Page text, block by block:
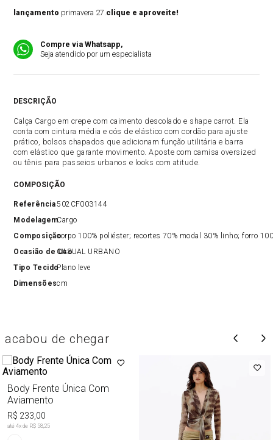
lançamento primavera 27.clique e aproveite!
Compre via Whatsapp,
Seja atendido por um especialista
DESCRIÇÃO
Calça Cargo em crepe com caimento descolado e shape carrot. Ela
conta com cintura média e cós de elástico com cordão para ajuste
prático, bolsos chapados que adicionam função utilitária e barra
com elástico que garante movimento. Aposte com camisa oversized
ou tênis para passeios urbanos e looks com atitude.
COMPOSIÇÃO
Referência502CF003144
ModelagemCargo
Composiçãocorpo 100% poliéster; recortes 70% modal 30% linho; forro
Ocasião de UsoCASUAL URBANO
Tipo TecidoPlano leve
Dimensõescm
acabou de chegar
Body Frente Única Com
Aviamento
R$ 233,00
até 4x de R$ 58,25